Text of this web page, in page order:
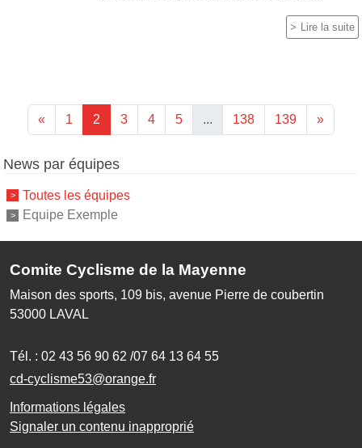
Lire la suite
« 1 2 3 4 5 ... 138 139 »
News par équipes
Toutes les équipes
Equipe Exemple
Comite Cyclisme de la Mayenne
Maison des sports, 109 bis, avenue Pierre de coubertin
53000 LAVAL
Tél. : 02 43 56 90 62 /07 64 13 64 55
cd-cyclisme53@orange.fr
Informations légales
Signaler un contenu inapproprié